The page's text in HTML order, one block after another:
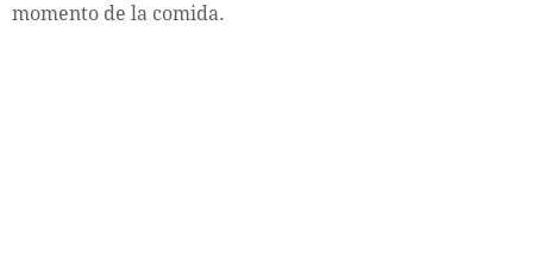
momento de la comida.